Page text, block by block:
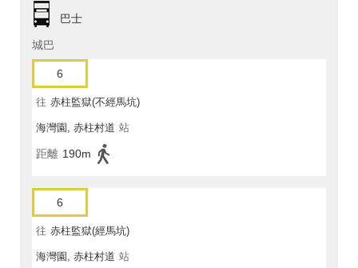
巴士
城巴
6
往 赤柱監獄(不經馬坑)
海灣園, 赤柱村道 站
距離 190m
6
往 赤柱監獄(經馬坑)
海灣園, 赤柱村道 站